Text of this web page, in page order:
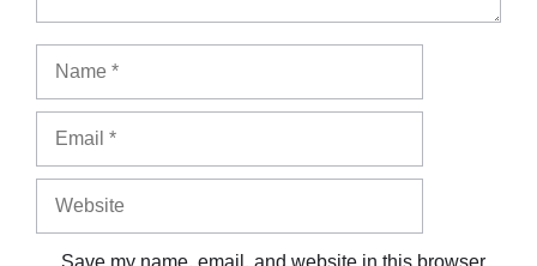
Name
Email
Website
Save my name, email, and website in this browser